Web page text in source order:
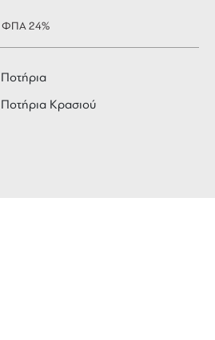
ΦΠΑ 24%
Ποτήρια
Ποτήρια Κρασιού